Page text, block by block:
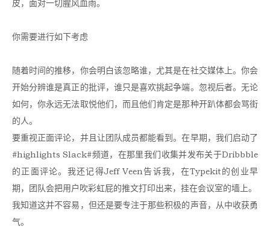
皮，面对一切腥风血雨。
你需要进行如下考虑
随着时间的推移，你会明白该忽略谁，尤其是在社交媒体上。你会
开始分辨谁是真正的批评，谁只是喜欢挑起争端。忽视后者。无论
如何，你永远无法取悦他们，而且他们肯定是那种开趴体都会骂街
的人。
要重视正面评论，并且让团队成员都能看到。在早期，我们启动了
#highlights Slack#频道，在那里我们收集并发布关于Dribbble
的正面评论。我还记得Jeff Veen告诉我，在Typekit的创业早
期，团队会把用户吹彩虹屁的推文打印出来，挂在会议室的墙上。
我知道这并不容易，但还是要专注于那些积极的声音，从中收获勇
气。